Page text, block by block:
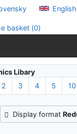
English
basket (0)
Libary
2 3 4 5 10
Display format